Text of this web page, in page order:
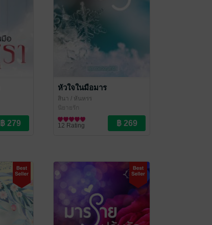
หัวใจในมือมาร
สินา / หันหรร
นิยายรัก
12 Rating